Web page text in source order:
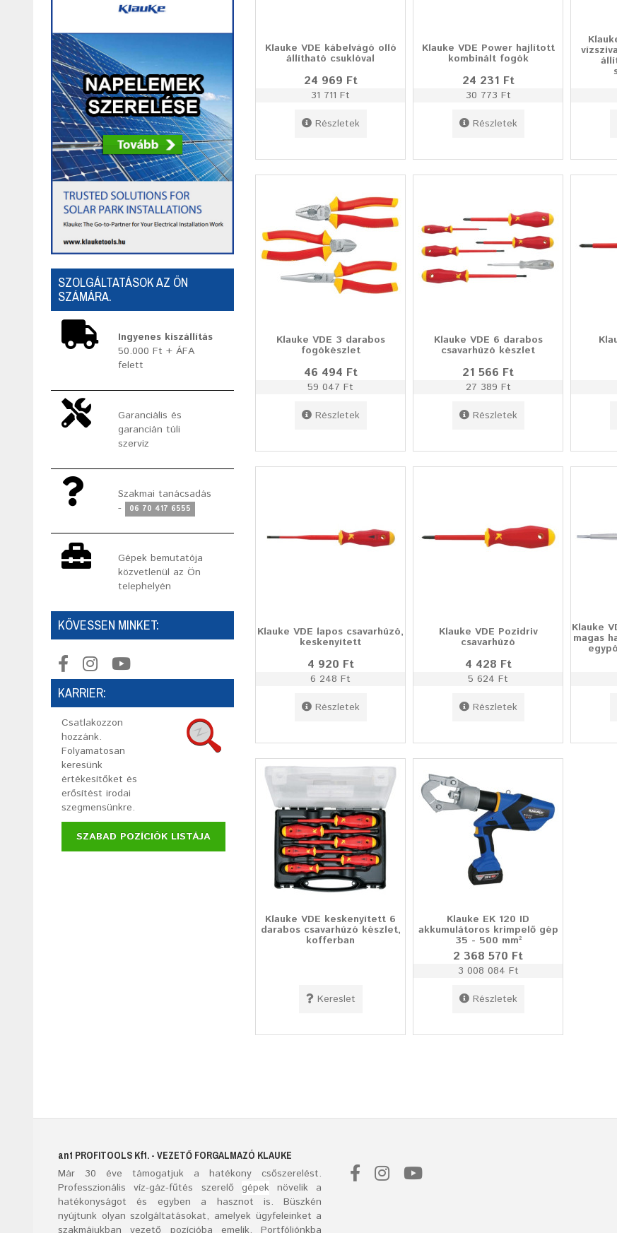
SZOLGÁLTATÁSOK AZ ÖN
SZÁMÁRA.
Ingyenes kiszállítás
50.000 Ft + ÁFA
felett
Garanciális és
garancián túli
szerviz
Szakmai tanácsadás
-
06 70 417 6555
Gépek bemutatója
közvetlenül az Ön
telephelyén
KÖVESSEN MINKET:
KARRIER:
Csatlakozzon
hozzánk.
Folyamatosan
keresünk
értékesítőket és
erősítést irodai
szegmensünkre.
SZABAD POZÍCIÓK LISTÁJA
Klauke VDE kábelvágó olló
állítható csuklóval
24 969 Ft
31 711 Ft
Részletek
Klauke VDE Power hajlított
kombinált fogók
24 231 Ft
30 773 Ft
Részletek
Klauke VDE 3 darabos
fogókészlet
46 494 Ft
59 047 Ft
Részletek
Klauke VDE 6 darabos
csavarhúzó készlet
21 566 Ft
27 389 Ft
Részletek
Klauke VDE lapos csavarhúzó,
keskenyített
4 920 Ft
6 248 Ft
Részletek
Klauke VDE Pozidriv
csavarhúzó
4 428 Ft
5 624 Ft
Részletek
Klauke
magas
Klauke VDE keskenyített 6
darabos csavarhúzó készlet,
kofferban
Kereslet
Klauke EK 120 ID
akkumulátoros krimpelő gép
35 - 500 mm²
2 368 570 Ft
3 008 084 Ft
Részletek
ant PROFITOOLS Kft. - VEZETŐ FORGALMAZÓ KLAUKE
Már 30éve támogatjuk a hatékony csőszerelést.
Professzionális víz-gáz-fűtés szerelő gépeknövelik a
hatékonyságot és egyben a hasznot is. Büszkén
nyújtunk olyan szolgáltatásokat, amelyek ügyfeleinket a
szakmájukban vezető pozícióba emelik. Portfóliónkba